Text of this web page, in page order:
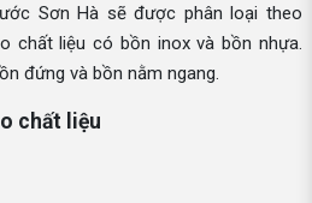
Sơn Hà sẽ được phân loại theo
chất liệu có bồn inox và bồn nhựa.
đứng và bồn nằm ngang.
chất liệu